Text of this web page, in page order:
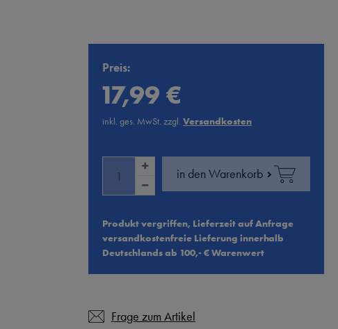
Preis:
17,99 €
inkl. ges. MwSt. zzgl. Versandkosten
in den Warenkorb
Produkt vergriffen, Lieferzeit auf Anfrage
versandkostenfreie Lieferung innerhalb
Deutschlands ab 100,- € Warenwert
Frage zum Artikel